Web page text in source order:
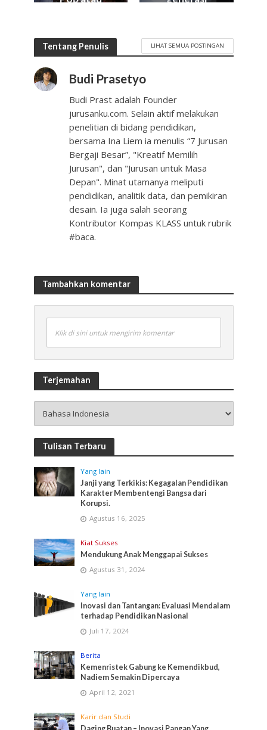
Tentang Penulis LIHAT SEMUA POSTINGAN
Budi Prasetyo
Budi Prast adalah Founder
jurusanku.com. Selain aktif melakukan
penelitian di bidang pendidikan,
bersama Ina Liem ia menulis “7 Jurusan
Bergaji Besar”, "Kreatif Memilih
Jurusan", dan "Jurusan untuk Masa
Depan". Minat utamanya meliputi
pendidikan, analitik data, dan pemikiran
desain. Ia juga salah seorang
Kontributor Kompas KLASS untuk rubrik
#baca.
Tambahkan komentar
Klik di sini untuk mengirim komentar
Terjemahan
Tulisan Terbaru
Yang lain
Janji yang Terkikis: Kegagalan Pendidikan
Karakter Membentengi Bangsa dari
Korupsi.
Agustus 16, 2025
Kiat Sukses
Mendukung Anak Menggapai Sukses
Agustus 31, 2024
Yang lain
Inovasi dan Tantangan: Evaluasi Mendalam
terhadap Pendidikan Nasional
Juli 17, 2024
Berita
Kemenristek Gabung ke Kemendikbud,
Nadiem Semakin Dipercaya
April 12, 2021
Karir dan Studi